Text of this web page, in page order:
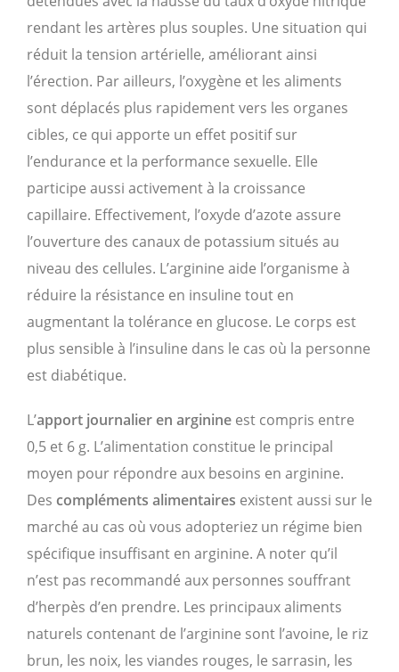
rendant les artères plus souples. Une situation qui
réduit la tension artérielle, améliorant ainsi
l’érection. Par ailleurs, l’oxygène et les aliments
sont déplacés plus rapidement vers les organes
cibles, ce qui apporte un effet positif sur
l’endurance et la performance sexuelle. Elle
participe aussi activement à la croissance
capillaire. Effectivement, l’oxyde d’azote assure
l’ouverture des canaux de potassium situés au
niveau des cellules. L’arginine aide l’organisme à
réduire la résistance en insuline tout en
augmentant la tolérance en glucose. Le corps est
plus sensible à l’insuline dans le cas où la personne
est diabétique.
L’apport journalier en arginine est compris entre
0,5 et 6 g. L’alimentation constitue le principal
moyen pour répondre aux besoins en arginine.
Des compléments alimentaires existent aussi sur le
marché au cas où vous adopteriez un régime bien
spécifique insuffisant en arginine. A noter qu’il
n’est pas recommandé aux personnes souffrant
d’herpès d’en prendre. Les principaux aliments
naturels contenant de l’arginine sont l’avoine, le riz
brun, les noix, les viandes rouges, le sarrasin, les